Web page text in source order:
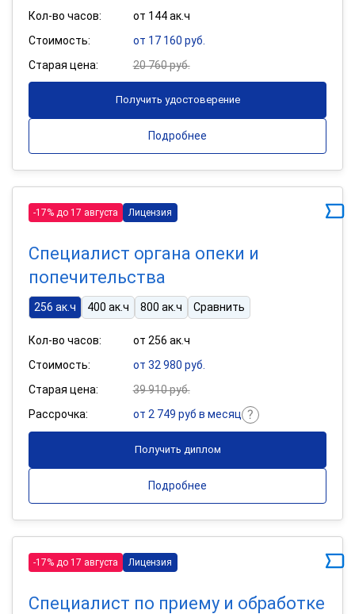
Кол-во часов:
от 144 ак.ч
Стоимость:
от 17 160 руб.
Старая цена:
20 760 руб.
Получить удостоверение
Подробнее
-17% до 17 августа Лицензия
Специалист органа опеки и
попечительства
256 ак.ч 400 ак.ч 800 ак.ч Сравнить
Кол-во часов:
от 256 ак.ч
Стоимость:
от 32 980 руб.
Старая цена:
39 910 руб.
Рассрочка:
от 2 749 руб в месяц
Получить диплом
Подробнее
-17% до 17 августа Лицензия
Специалист по приему и обработке